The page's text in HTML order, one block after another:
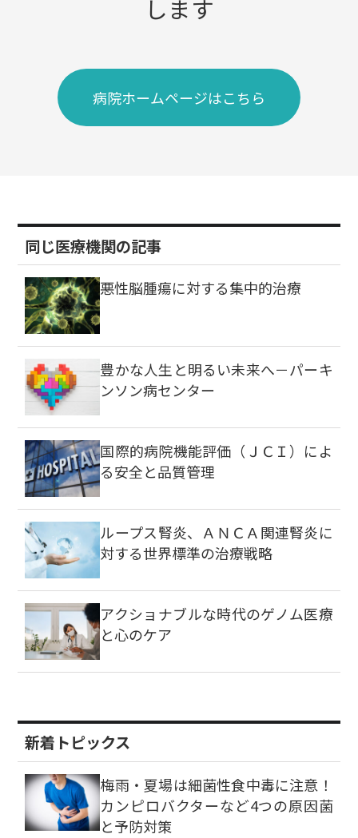
します
病院ホームページはこちら
同じ医療機関の記事
悪性脳腫瘍に対する集中的治療
豊かな人生と明るい未来へ－パーキ
ンソン病センター
国際的病院機能評価（ＪＣＩ）によ
る安全と品質管理
ループス腎炎、ＡＮＣＡ関連腎炎に
対する世界標準の治療戦略
アクショナブルな時代のゲノム医療
と心のケア
新着トピックス
梅雨・夏場は細菌性食中毒に注意！
カンピロバクターなど4つの原因菌
と予防対策